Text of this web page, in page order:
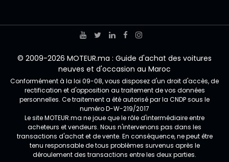
© 2009-2026 MOTEUR.ma : Guide d'achat des voitures
neuves et d'occasion au Maroc
Conformément à la loi 09-08, vous disposez d'un droit d'accès, de
rectification et d'opposition au traitement de vos données
personnelles. Ce traitement a été autorisé par la CNDP sous le
numéro D-W-219/2017
Le site MOTEUR.ma ne joue que le rôle d'intermédiaire entre
acheteurs et vendeurs. Nous n'intervenons pas dans les
transactions d'achat et de vente. En conséquence, ne peut être
tenu responsable de tous problèmes survenus après le
déroulement des transactions entre les deux parties.